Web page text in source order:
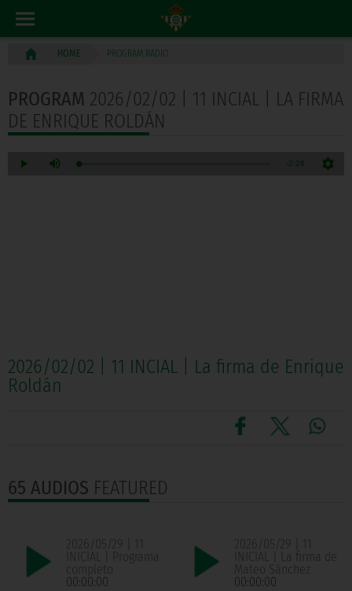
HOME PROGRAM RADIO
PROGRAM 2026/02/02 | 11 INCIAL | LA FIRMA
DE ENRIQUE ROLDÁN
2026/02/02 | 11 INCIAL | La firma de Enrique
Roldán
65 AUDIOS FEATURED
2026/05/29 | 11
INICIAL | Programa
completo
00:00:00
2026/05/29 | 11
INICIAL | La firma de
Mateo Sánchez
00:00:00